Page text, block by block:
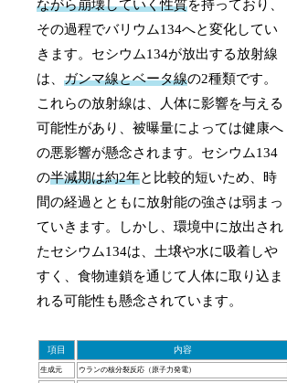
ながら崩壊していく性質を持っており、
その過程でバリウム134へと変化してい
きます。セシウム134が放出する放射線
は、ガンマ線とベータ線の2種類です。
これらの放射線は、人体に影響を与える
可能性があり、被曝量によっては健康へ
の悪影響が懸念されます。セシウム134
の半減期は約2年と比較的短いため、時
間の経過とともに放射能の強さは弱まっ
ていきます。しかし、環境中に放出され
たセシウム134は、土壌や水に吸着しや
すく、食物連鎖を通じて人体に取り込ま
れる可能性も懸念されています。
項目 内容
生成元 ウランの核分裂反応（原子力発電）